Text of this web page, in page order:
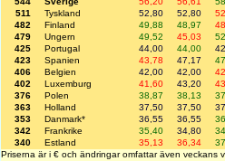
511
Tyskland 52,80 52,80
482
Finland 49,88 48,97
479
Ungern 49,52 45,03
425
Portugal 44,00 44,00
423
Spanien 43,78 47,17
406
Belgien 42,00 42,00
402
Luxemburg 41,60 43,20
376
Polen 38,87 38,13
363
Holland 37,50 37,50
353
Danmark* 36,55 36,55
342
Frankrike 35,40 34,80
340
Estland 35,13 36,34
Priserna är i € och ändringar omfattar även veckans